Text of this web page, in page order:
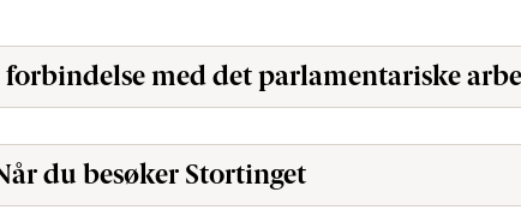
forbindelse med det parlamentariske
du besøker Stortinget